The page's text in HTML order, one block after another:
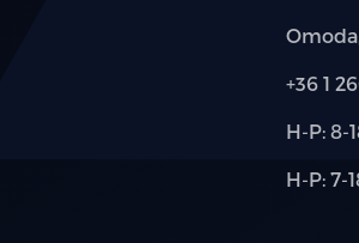
Márkák:
Telefon:
+36 1
Új-
H-P: 8-
H-P: 7-